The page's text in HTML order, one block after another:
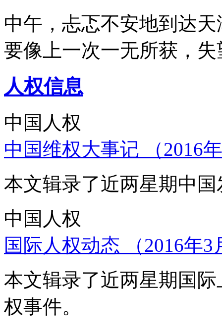
中午，忐忑不安地到达
要像上一次一无所获，
人权信息
中国人权
中国维权大事记 （2016
本文辑录了近两星期中
中国人权
国际人权动态 （2016年
本文辑录了近两星期国
权事件。